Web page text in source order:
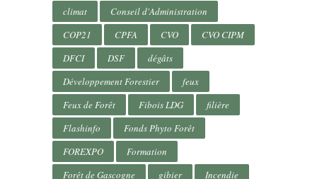
climat
Conseil d'Administration
COP21
CPFA CVO
CVO CIPM
DFCI
DSF
dégâts
Développement Forestier
feux
Feux de Forêt
Fibois LDG
filière
Flashinfo
Fonds Phyto Forêt
FOREXPO
Formation
Forêt de Gascogne
gibier
Incendie